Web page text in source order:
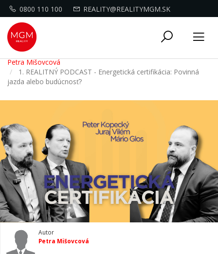
0800 110 100 REALITY@REALITYMGM.SK
Toggle
Petra Mišovcová
1. REALITNÝ PODCAST - Energetická certifikácia: Povinná
jazda alebo budúcnosť?
Autor
Petra Mišovcová